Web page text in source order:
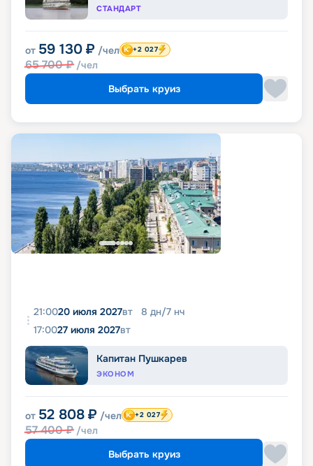
СТАНДАРТ
от 59 130 ₽ /чел
65 700₽ /чел
+2 027
Выбрать круиз
21:0020 июля 2027вт 8 дн/7 нч
17:0027 июля 2027вт
Капитан Пушкарев
ЭКОНОМ
от 52 808 ₽ /чел
57 400₽ /чел
+2 027
Выбрать круиз